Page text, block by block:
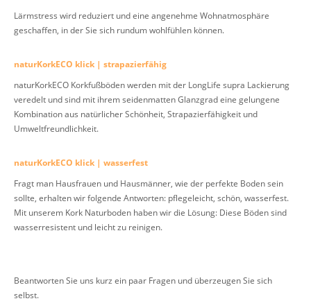
Lärmstress wird reduziert und eine angenehme Wohnatmosphäre
geschaffen, in der Sie sich rundum wohlfühlen können.
naturKorkECO klick | strapazierfähig
naturKorkECO Korkfußböden werden mit der LongLife supra Lackierung
veredelt und sind mit ihrem seidenmatten Glanzgrad eine gelungene
Kombination aus natürlicher Schönheit, Strapazierfähigkeit und
Umweltfreundlichkeit.
naturKorkECO klick | wasserfest
Fragt man Hausfrauen und Hausmänner, wie der perfekte Boden sein
sollte, erhalten wir folgende Antworten: pflegeleicht, schön, wasserfest.
Mit unserem Kork Naturboden haben wir die Lösung: Diese Böden sind
wasserresistent und leicht zu reinigen.
Beantworten Sie uns kurz ein paar Fragen und überzeugen Sie sich
selbst.